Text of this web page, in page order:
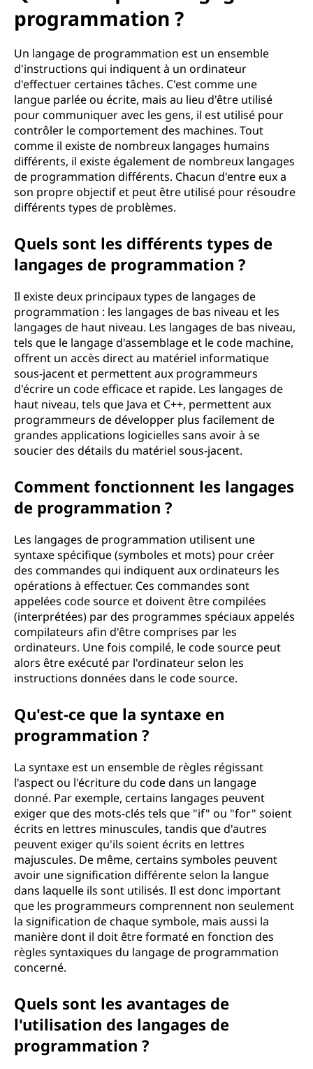
programmation ?
Un langage de programmation est un ensemble
d'instructions qui indiquent à un ordinateur
d'effectuer certaines tâches. C'est comme une
langue parlée ou écrite, mais au lieu d'être utilisé
pour communiquer avec les gens, il est utilisé pour
contrôler le comportement des machines. Tout
comme il existe de nombreux langages humains
différents, il existe également de nombreux langages
de programmation différents. Chacun d'entre eux a
son propre objectif et peut être utilisé pour résoudre
différents types de problèmes.
Quels sont les différents types de
langages de programmation ?
Il existe deux principaux types de langages de
programmation : les langages de bas niveau et les
langages de haut niveau. Les langages de bas niveau,
tels que le langage d'assemblage et le code machine,
offrent un accès direct au matériel informatique
sous-jacent et permettent aux programmeurs
d'écrire un code efficace et rapide. Les langages de
haut niveau, tels que Java et C++, permettent aux
programmeurs de développer plus facilement de
grandes applications logicielles sans avoir à se
soucier des détails du matériel sous-jacent.
Comment fonctionnent les langages
de programmation ?
Les langages de programmation utilisent une
syntaxe spécifique (symboles et mots) pour créer
des commandes qui indiquent aux ordinateurs les
opérations à effectuer. Ces commandes sont
appelées code source et doivent être compilées
(interprétées) par des programmes spéciaux appelés
compilateurs afin d'être comprises par les
ordinateurs. Une fois compilé, le code source peut
alors être exécuté par l'ordinateur selon les
instructions données dans le code source.
Qu'est-ce que la syntaxe en
programmation ?
La syntaxe est un ensemble de règles régissant
l'aspect ou l'écriture du code dans un langage
donné. Par exemple, certains langages peuvent
exiger que des mots-clés tels que "if" ou "for" soient
écrits en lettres minuscules, tandis que d'autres
peuvent exiger qu'ils soient écrits en lettres
majuscules. De même, certains symboles peuvent
avoir une signification différente selon la langue
dans laquelle ils sont utilisés. Il est donc important
que les programmeurs comprennent non seulement
la signification de chaque symbole, mais aussi la
manière dont il doit être formaté en fonction des
règles syntaxiques du langage de programmation
concerné.
Quels sont les avantages de
l'utilisation des langages de
programmation ?